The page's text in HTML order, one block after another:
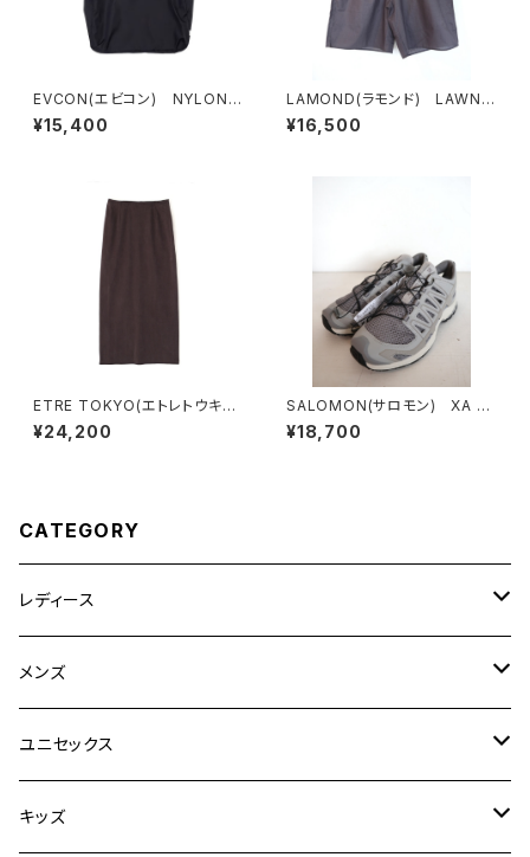
EVCON(エビコン) NYLON R
OUND BAG
¥15,400
LAMOND(ラモンド) LAWN
WIDE SHORTS
¥16,500
ETRE TOKYO(エトレトウキョ
ウ) キュプラジャージロングス
カート
¥24,200
SALOMON(サロモン) XA P
RO 3D AMPHIB Paloma
¥18,700
CATEGORY
レディース
CLANE
TOPS
BOTTOMS
TEN.
ETRE TOKYO
メンズ
FUJITO
TOPS
CURLY
ユニセックス
20/80
キッズ